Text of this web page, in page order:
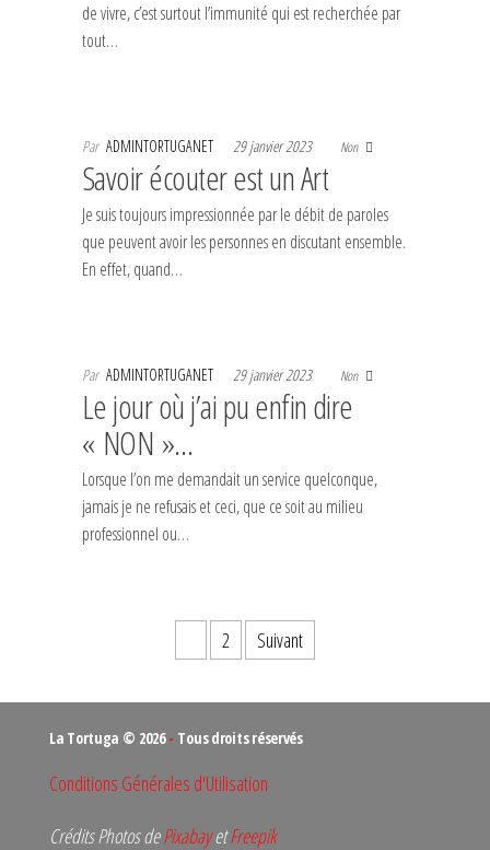
de vivre, c’est surtout l’immunité qui est recherchée par
tout…
Par ADMINTORTUGANET 29 janvier 2023 Non
Savoir écouter est un Art
Je suis toujours impressionnée par le débit de paroles
que peuvent avoir les personnes en discutant ensemble.
En effet, quand…
Par ADMINTORTUGANET 29 janvier 2023 Non
Le jour où j’ai pu enfin dire
« NON »…
Lorsque l’on me demandait un service quelconque,
jamais je ne refusais et ceci, que ce soit au milieu
professionnel ou…
publications
2 Suivant
La Tortuga © 2026- Tous droits réservés
Conditions Générales d'Utilisation
Crédits Photos dePixabayetFreepik